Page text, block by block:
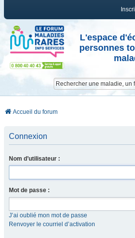
L'espace
personnes
Accueil du forum
Connexion
Nom d’utilisateur :
Mot de passe :
J’ai oublié mon mot de passe
Renvoyer le courriel d’activation